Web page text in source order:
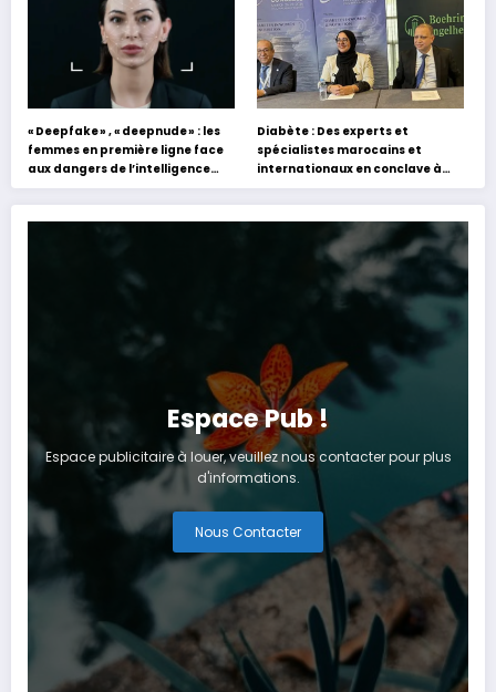
« Deepfake » , « deepnude » : les
femmes en première ligne face
aux dangers de l’intelligence
artificielle
Diabète : Des experts et
spécialistes marocains et
internationaux en conclave à
Tanger
Espace Pub !
Espace publicitaire à louer, veuillez nous contacter pour plus
d'informations.
Nous Contacter